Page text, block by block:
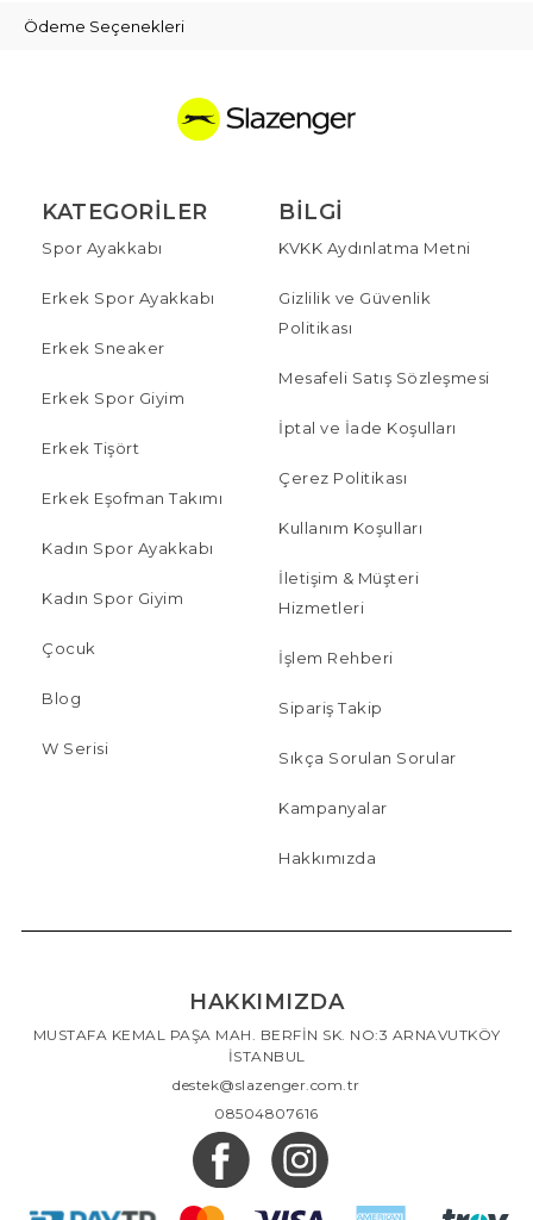
Ödeme Seçenekleri
KATEGORILER
Spor Ayakkabı
Erkek Spor Ayakkabı
Erkek Sneaker
Erkek Spor Giyim
Erkek Tişört
Erkek Eşofman Takımı
Kadın Spor Ayakkabı
Kadın Spor Giyim
Çocuk
Blog
W Serisi
BILGI
KVKK Aydınlatma Metni
Gizlilik ve Güvenlik
Politikası
Mesafeli Satış Sözleşmesi
İptal ve İade Koşulları
Çerez Politikası
Kullanım Koşulları
İletişim & Müşteri
Hizmetleri
İşlem Rehberi
Sipariş Takip
Sıkça Sorulan Sorular
Kampanyalar
Hakkımızda
HAKKIMIZDA
MUSTAFA KEMAL PAŞA MAH. BERFİN SK. NO:3 ARNAVUTKÖY
İSTANBUL
destek@slazenger.com.tr
08504807616